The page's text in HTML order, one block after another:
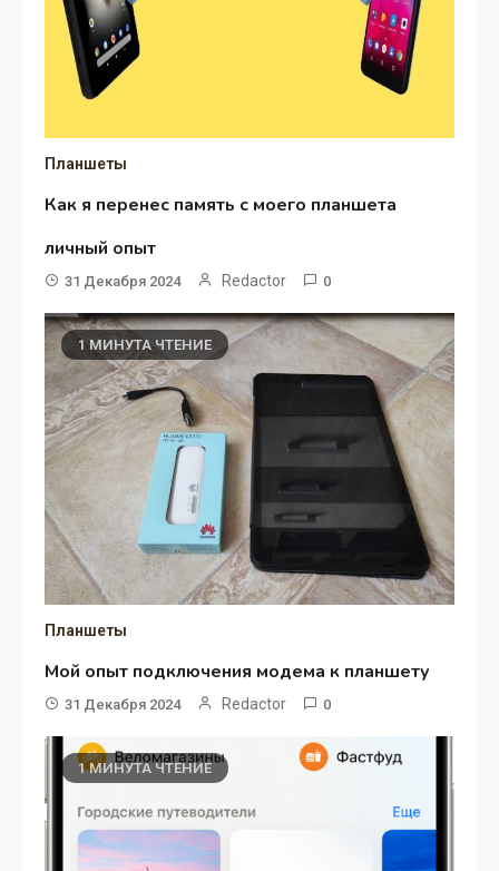
Планшеты
Как я перенес память с моего планшета
личный опыт
31 Декабря 2024 Redactor 0
1 МИНУТА ЧТЕНИЕ
Планшеты
Мой опыт подключения модема к планшету
31 Декабря 2024 Redactor 0
1 МИНУТА ЧТЕНИЕ